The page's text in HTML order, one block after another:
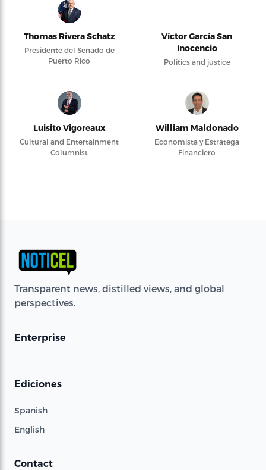
Thomas Rivera Schatz
Presidente del Senado de
Puerto Rico
Víctor García San
Inocencio
Politics and justice
Luisito Vigoreaux
Cultural and Entertainment
Columnist
William Maldonado
Economista y Estratega
Financiero
Transparent news, distilled views, and global
perspectives.
Enterprise
Ediciones
Spanish
English
Contact